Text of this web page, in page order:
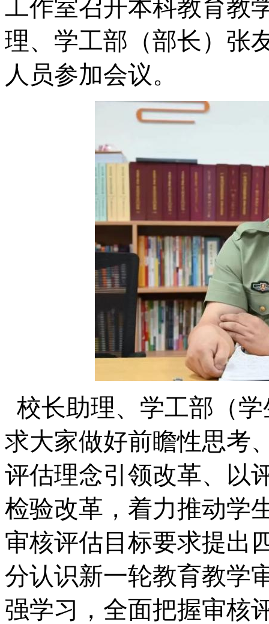
工作室召开本科教育教
理、学工部（部长）张
人员参加会议。
校长助理、学工部（
求大家做好前瞻性思考
评估理念引领改革、以
检验改革，着力推动学
审核评估目标要求提出
分认识新一轮教育教学
强学习，全面把握审核